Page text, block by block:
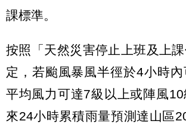
課標準。
按照「天然災害停止上班及上
定，若颱風暴風半徑於4小時內
平均風力可達7級以上或陣風
來24小時累積雨量預測達山區